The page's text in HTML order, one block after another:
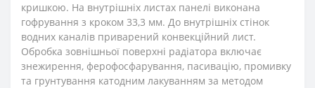
кришкою. На внутрішніх листах панелі виконана
гофрування з кроком 33,3 мм. До внутрішніх стінок
водних каналів приварений конвекційний лист.
Обробка зовнішньої поверхні радіатора включає
знежирення, ферофосфарування, пасивацію, промивку
та грунтування катодним лакуванням за методом